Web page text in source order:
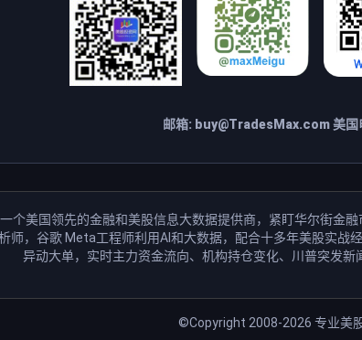
邮箱: buy@TradesMax.com美国
个美国领先的金融和美股信息大数据提供商，紧盯华尔街金
师，谷歌 Meta工程师利用AI和大数据，配合十多年美股实
异动大单，实时主力资金流向、机构持仓变化、川普突发新
©Copyright 2008-2026 专业美